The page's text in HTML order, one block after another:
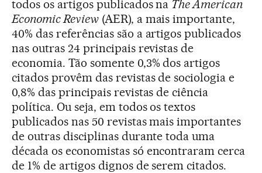
todos os artigos publicados na The American
Economic Review(AER), a mais importante,
40% das referências são a artigos publicados
nas outras 24 principais revistas de
economia. Tão somente 0,3% dos artigos
citados provêm das revistas de sociologia e
0,8% das principais revistas de ciência
política. Ou seja, em todos os textos
publicados nas 50 revistas mais importantes
de outras disciplinas durante toda uma
década os economistas só encontraram cerca
de 1% de artigos dignos de serem citados.